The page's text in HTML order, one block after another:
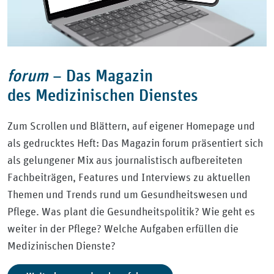
forum – Das Magazin
des Medizinischen Dienstes
Zum Scrollen und Blättern, auf eigener Homepage und
als gedrucktes Heft: Das Magazin forum präsentiert sich
als gelungener Mix aus journalistisch aufbereiteten
Fachbeiträgen, Features und Interviews zu aktuellen
Themen und Trends rund um Gesundheitswesen und
Pflege. Was plant die Gesundheitspolitik? Wie geht es
weiter in der Pflege? Welche Aufgaben erfüllen die
Medizinischen Dienste?